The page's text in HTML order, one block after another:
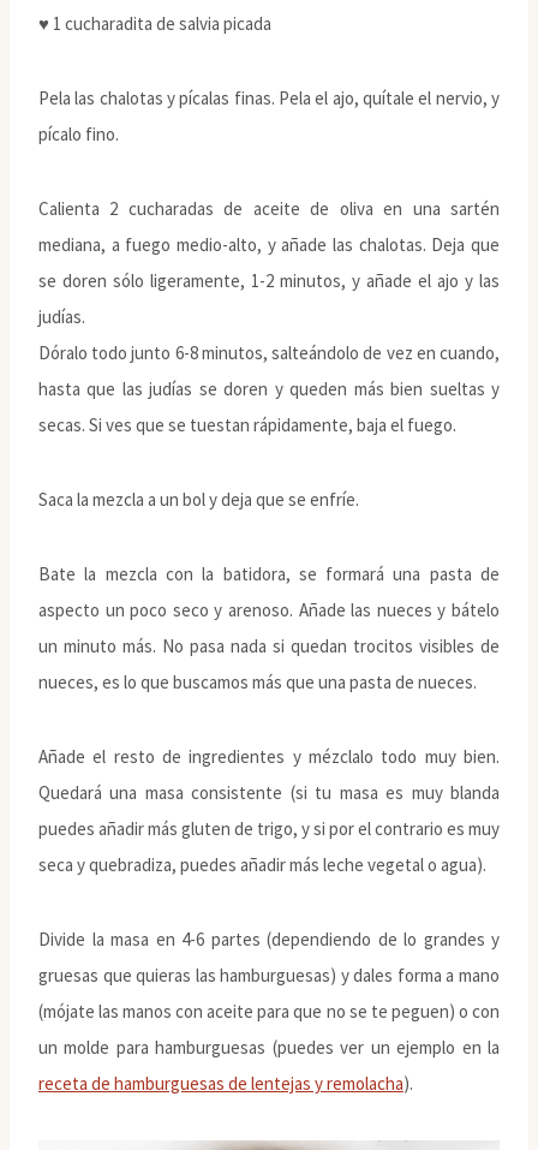
♥ 1 cucharadita de salvia picada
Pela las chalotas y pícalas finas. Pela el ajo, quítale el nervio, y
pícalo fino.
Calienta 2 cucharadas de aceite de oliva en una sartén
mediana, a fuego medio-alto, y añade las chalotas. Deja que
se doren sólo ligeramente, 1-2 minutos, y añade el ajo y las
judías.
Dóralo todo junto 6-8 minutos, salteándolo de vez en cuando,
hasta que las judías se doren y queden más bien sueltas y
secas. Si ves que se tuestan rápidamente, baja el fuego.
Saca la mezcla a un bol y deja que se enfríe.
Bate la mezcla con la batidora, se formará una pasta de
aspecto un poco seco y arenoso. Añade las nueces y bátelo
un minuto más. No pasa nada si quedan trocitos visibles de
nueces, es lo que buscamos más que una pasta de nueces.
Añade el resto de ingredientes y mézclalo todo muy bien.
Quedará una masa consistente (si tu masa es muy blanda
puedes añadir más gluten de trigo, y si por el contrario es muy
seca y quebradiza, puedes añadir más leche vegetal o agua).
Divide la masa en 4-6 partes (dependiendo de lo grandes y
gruesas que quieras las hamburguesas) y dales forma a mano
(mójate las manos con aceite para que no se te peguen) o con
un molde para hamburguesas (puedes ver un ejemplo en la
receta de hamburguesas de lentejas y remolacha).